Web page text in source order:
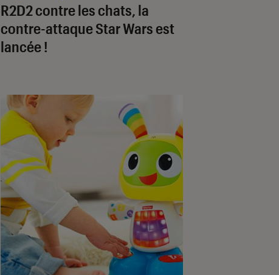
R2D2 contre les chats, la
contre-attaque Star Wars est
lancée !